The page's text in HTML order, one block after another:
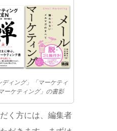
ィング」「マーケティ
ーケティング」の書影
く方には、編集者